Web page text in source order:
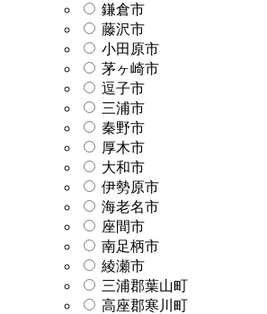
鎌倉市
藤沢市
小田原市
茅ヶ崎市
逗子市
三浦市
秦野市
厚木市
大和市
伊勢原市
海老名市
座間市
南足柄市
綾瀬市
三浦郡葉山町
高座郡寒川町